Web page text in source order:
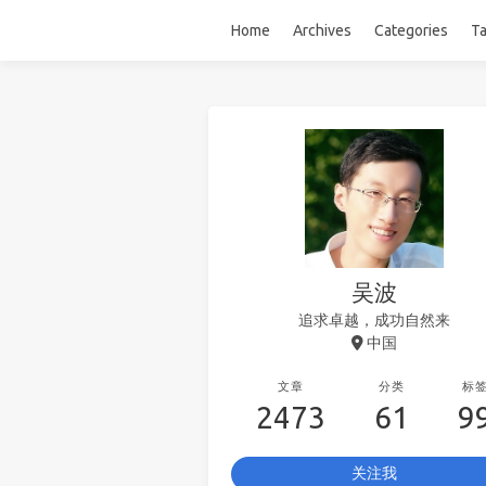
Home Archives Categories
吴波
追求卓越，成功自然来
中国
文章
2473
分类
61
标
关注我